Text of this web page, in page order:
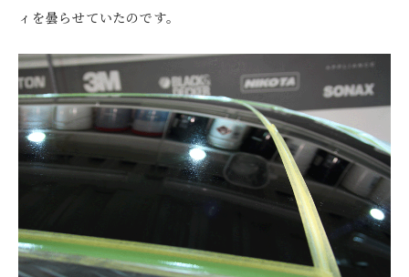
ィを曇らせていたのです。